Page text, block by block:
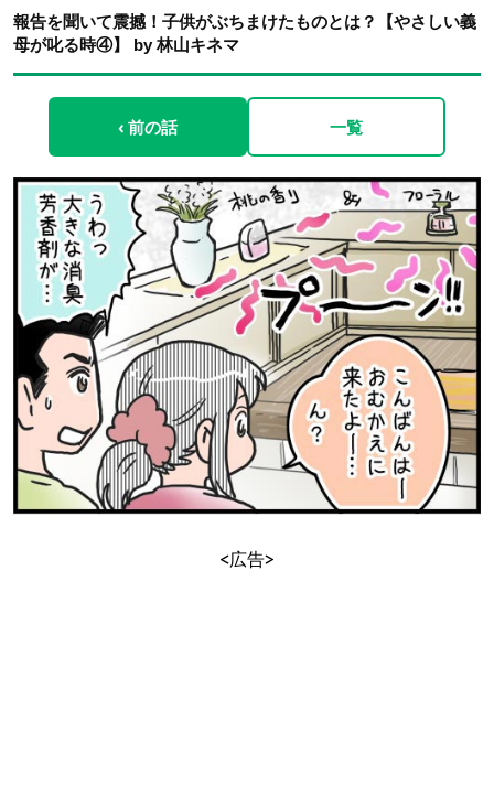
報告を聞いて震撼！子供がぶちまけたものとは？【やさしい義
母が叱る時④】 by 林山キネマ
‹ 前の話 一覧
<広告>